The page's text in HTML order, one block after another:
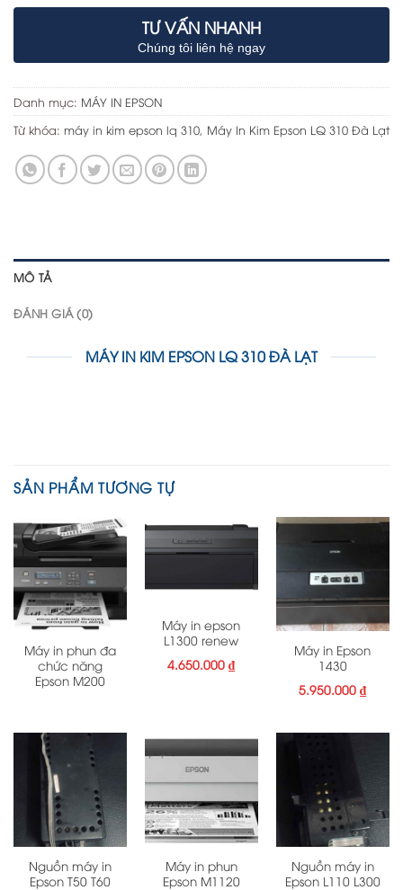
TƯ VẤN NHANH
Chúng tôi liên hệ ngay
Danh mục: MÁY IN EPSON
Từ khóa: máy in kim epson lq 310, Máy In Kim Epson LQ 310 Đà Lạt
MÔ TẢ
ĐÁNH GIÁ (0)
MÁY IN KIM EPSON LQ 310 ĐÀ LẠT
SẢN PHẨM TƯƠNG TỰ
Máy in phun đa
chức năng
Epson M200
Máy in epson
L1300 renew
4.650.000₫
Máy in Epson
1430
5.950.000₫
Nguồn máy in
Epson T50 T60
Máy in phun
Epson M1120
Nguồn máy in
Epson L110 L300